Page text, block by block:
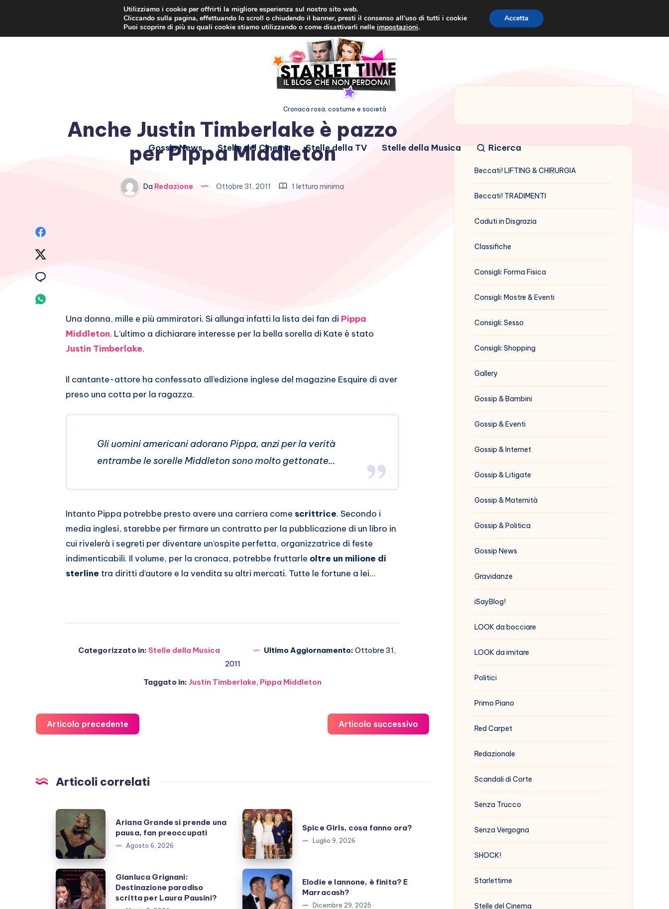
Cronaca rosa, costume e società
Gossip News Stelle del Cinema Stelle della TV Stelle della Musica Ricerca
Anche Justin Timberlake è pazzo
per Pippa Middleton
Da Redazione Ottobre 31, 2011 1 lettura minima
Email
Whatsapp
Una donna, mille e più ammiratori. Si allunga infatti la lista dei fan di Pippa
Middleton. L’ultimo a dichiarare interesse per la bella sorella di Kate è stato
Justin Timberlake.
Il cantante-attore ha confessato all’edizione inglese del magazine Esquire di aver
preso una cotta per la ragazza.
Gli uomini americani adorano Pippa, anzi per la verità
entrambe le sorelle Middleton sono molto gettonate…
Intanto Pippa potrebbe presto avere una carriera come scrittrice. Secondo i
media inglesi, starebbe per firmare un contratto per la pubblicazione di un libro in
cui rivelerà i segreti per diventare un’ospite perfetta, organizzatrice di feste
indimenticabili. Il volume, per la cronaca, potrebbe fruttarle oltre un milione di
sterline tra diritti d’autore e la vendita su altri mercati. Tutte le fortune a lei…
Categorizzato in: Stelle della Musica Ultimo Aggiornamento: Ottobre 31,
2011
Taggato in: Justin Timberlake, Pippa Middleton
Articolo precedente Articolo successivo
Articoli correlati
Ariana
Grande
prende
una
pausa,
fan
Ariana Grande si prende una
pausa, fan preoccupati
Agosto 6, 2026
Spice
Girls,
cosa
fanno
ora?
Spice Girls, cosa fanno ora?
Luglio 9, 2026
Gianluca
Grignani:
Destinazione
Gianluca Grignani:
Destinazione paradiso
scritta per Laura Pausini?
Elodie
e
Iannone,
Elodie e Iannone, è finita? E
Marracash?
Dicembre 29, 2025
Beccati! LIFTING & CHIRURGIA
Beccati! TRADIMENTI
Caduti in Disgrazia
Classifiche
Consigli: Forma Fisica
Consigli: Mostre & Eventi
Consigli: Sesso
Consigli: Shopping
Gallery
Gossip & Bambini
Gossip & Eventi
Gossip & Internet
Gossip & Litigate
Gossip & Maternità
Gossip & Politica
Gossip News
Gravidanze
iSayBlog!
LOOK da bocciare
LOOK da imitare
Politici
Primo Piano
Red Carpet
Redazionale
Scandali di Corte
Senza Trucco
Senza Vergogna
SHOCK!
Starlettime
Stelle del Cinema
Utilizziamo i cookie per offrirti la migliore esperienza sul nostro sito web.
Cliccando sulla pagina, effettuando lo scroll o chiudendo il banner, presti il consenso all’uso di tutti i cookie
Puoi scoprire di più su quali cookie stiamo utilizzando o come disattivarli nelleimpostazioni.
Accetta